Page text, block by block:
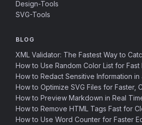
Design-Tools
SVG-Tools
BLOG
XML Validator: The Fastest Way to
How to Use Random Color List for Fast
How to Redact Sensitive Information in
How to Optimize SVG Files for Faster,
How to Preview Markdown in Real
How to Remove HTML Tags Fast for
How to Use Word Counter for Faster